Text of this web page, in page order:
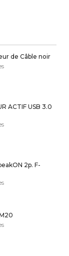
de Câble noir
ACTIF USB 3.0
2p. F-